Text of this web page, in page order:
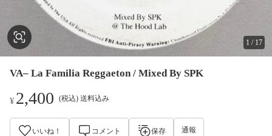
1 / 17
VA– La Familia Reggaeton / Mixed By SPK
¥2,400 (税込) 送料込み
いいね！ コメント 保存 通報